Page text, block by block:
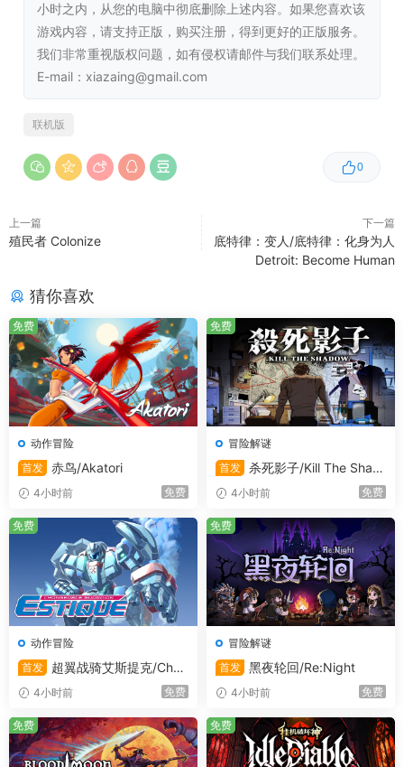
外星植物！奇怪生物！帅气装备！怪异矿石！每个星球的角
角落落都藏着无数奖励和秘密。其中不少东西可以放入你的
个人定制太空拖车展示出来哦。
特利尔创立~我们先前都是Typhoon Studios的成员，制作
了前作《狂野星球之旅》，如今原班人马重组并为大家带来
了这次的呕心沥血之作！希望大家能喜欢，有任何问题也可
系统需求
最低配置:
需要 64 位处理器和操作系统
操作系统:Windows 10 64-bit
处理器:Intel Core i5-8400 / AMD Ryzen 5
1600
小时之内，从您的电脑中彻底删除上述内容。如果您喜欢该
游戏内容，请支持正版，购买注册，得到更好的正版服务。
我们非常重视版权问题，如有侵权请邮件与我们联系处理。
E-mail：xiazaing@gmail.com
0
联机版
上一篇
殖民者 Colonize
下一篇
底特律：变人/底特律：化身为人
Detroit: Become Human
猜你喜欢
动作冒险
首发 赤鸟/Akatori
4小时前 免费
免费
冒险解谜
首发 杀死影子/Kill The Shad
ow 4小时前 免费
免费
动作冒险
首发
超翼战骑艾斯提克/Chan
geable Guardian ESTIQUE
4小时前 免费
免费
冒险解谜
首发 黑夜轮回/Re:Night
4小时前 免费
免费
免费 免费